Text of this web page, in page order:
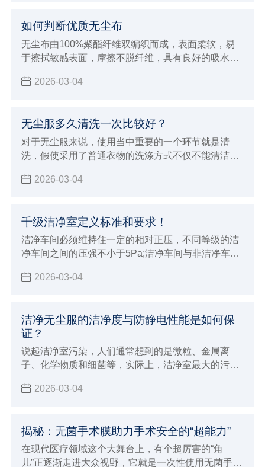
如何判断优质无尘布
无尘布由100%聚酯纤维双编织而成，表面柔软，易
于擦拭敏感表面，摩擦不脱纤维，具有良好的吸水性
2026-03-04
无尘服多久清洗一次比较好？
对于无尘服来说，使用当中重要的一个环节就是清
洗，假使采用了普通衣物的洗涤方式不仅不能清洁和
搬运过程中，也会有附着灰尘及微生物的危险，所以
2026-03-04
千级洁净室定义标准和要求！
洁净车间必须维持住一定的相对正压，不同等级的洁
净车间之间的压强不小于5Pa;洁净车间与非洁净车间
逆流到高级洁净车间
2026-03-04
洁净无尘服的洁净度与防静电性能是如何保
证？
说起洁净室污染，人们通常想到的是微粒、金属离
子、化学物质和细菌等，实际上，洁净室最大的污染
埃和静电的防护显得十分重要。
2026-03-04
揭秘：无菌手术膜助力手术安全的“超能力”
在现代医疗领域这个大舞台上，有个超厉害的“角
儿”正逐渐走进大众视野，它就是一次性使用无菌手术